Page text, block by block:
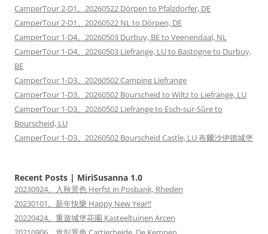
CamperTour 2-D1。20260522 Dörpen to Pfalzdorfer, DE
CamperTour 2-D1。20260522 NL to Dörpen, DE
CamperTour 1-D4。20260503 Durbuy, BE to Veenendaal, NL
CamperTour 1-D4。20260503 Liefrange, LU to Bastogne to Durbuy,
BE
CamperTour 1-D3。20260502 Camping Liefrange
CamperTour 1-D3。20260502 Bourscheid to Wiltz to Liefrange, LU
CamperTour 1-D3。20260502 Liefrange to Esch-sur-Sûre to
Bourscheid, LU
CamperTour 1-D3。20260502 Bourscheid Castle, LU 布爾沙伊德城堡
Recent Posts | MiriSusanna 1.0
20230924。入秋景色 Herfst in Posbank, Rheden
20230101。新年快樂 Happy New Year!!
20220424。重遊城堡花園 Kasteeltuinen Arcen